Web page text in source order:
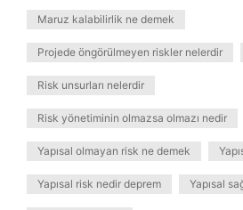
Maruz kalabilirlik ne demek
Projede öngörülmeyen riskler nelerdir
Risk unsurları nelerdir
Risk yönetiminin olmazsa olmazı nedir
Yapısal olmayan risk ne demek
Yapısal risk nedir deprem Yapısal